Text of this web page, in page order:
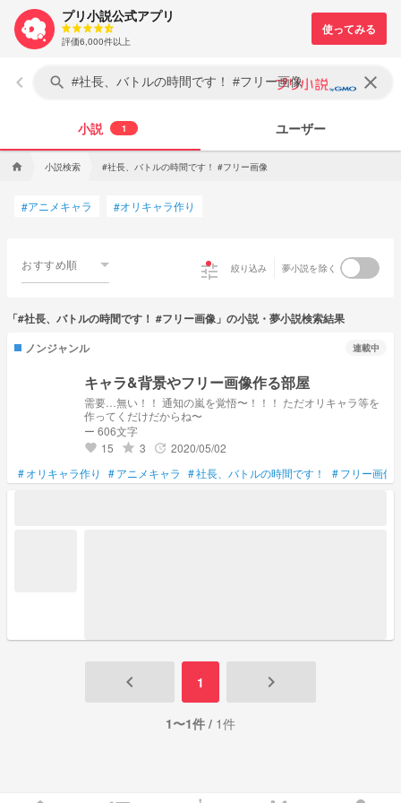
プリ小説公式アプリ
評価6,000件以上
keyboard_arrow_left search clear
小説 1 ユーザー
home 小説検索 #社長、バトルの時間です！ #フリー画像
#アニメキャラ #オリキャラ作り
おすすめ順 tune 絞り込み 夢小説を除く
「#社長、バトルの時間です！ #フリー画像」の小説・夢小説検索結果
ノンジャンル
連載中
キャラ&背景やフリー画像作る部屋
需要…無い！！ 通知の嵐を覚悟〜！！！ ただオリキャラ等を
作ってくだけだからね〜
ー 606文字
favorite 15 grade 3 update 2020/05/02
#オリキャラ作り #アニメキャラ #社長、バトルの時間です！ #フリー画像
keyboard_arrow_left 1 keyboard_arrow_right
1〜1件 / 1件